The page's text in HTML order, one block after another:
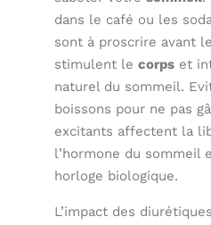
dans le café ou les
sont à proscrire avant le
stimulent lecorps et
naturel du sommeil.
boissons pour ne pas
excitants affectent la
l’hormone du sommeil
horloge biologique.
L’impact des